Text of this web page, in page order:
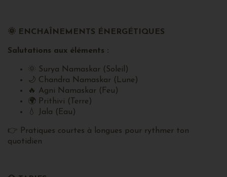
🌞 ENCHAÎNEMENTS ÉNERGÉTIQUES
Salutations aux éléments :
🌞 Surya Namaskar (Soleil)
🌙 Chandra Namaskar (Lune)
🔥 Agni Namaskar (Feu)
🌍 Prithivi (Terre)
💧 Jala (Eau)
👉 Pratiques courtes à longues pour rythmer ton
quotidien